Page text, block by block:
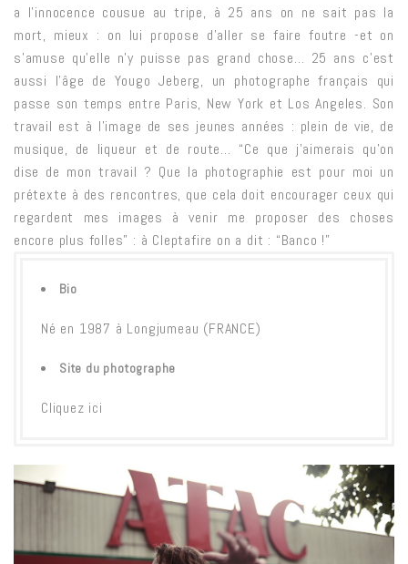
a l’innocence cousue au tripe, à 25 ans on ne sait pas la
mort, mieux : on lui propose d’aller se faire foutre -et on
s’amuse qu’elle n’y puisse pas grand chose… 25 ans c’est
aussi l’âge de Yougo Jeberg, un photographe français qui
passe son temps entre Paris, New York et Los Angeles. Son
travail est à l’image de ses jeunes années : plein de vie, de
musique, de liqueur et de route… “Ce que j’aimerais qu’on
dise de mon travail ? Que la photographie est pour moi un
prétexte à des rencontres, que cela doit encourager ceux qui
regardent mes images à venir me proposer des choses
encore plus folles” : à Cleptafire on a dit : “Banco !”
Bio
Né en 1987 à Longjumeau (FRANCE)
Site du photographe
Cliquez ici